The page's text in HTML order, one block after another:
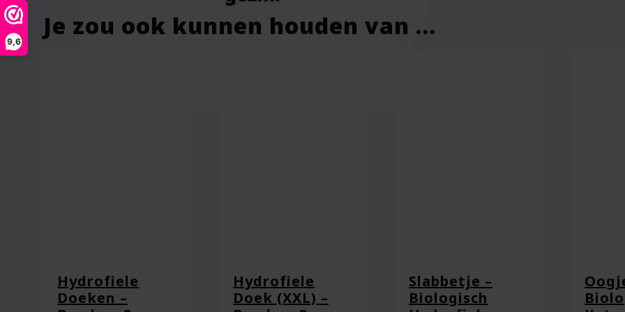
9,6
Je zou ook kunnen houden van …
Hydrofiele
Doeken –
Hydrofiele
Doek (XXL) –
Slabbetje –
Biologisch